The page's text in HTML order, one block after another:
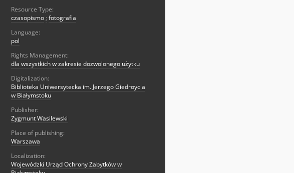
Resource Type:
czasopismo ; fotografia
Language:
pol
Rights Management:
dla wszystkich w zakresie dozwolonego użytku
Digitalization:
Biblioteka Uniwersytecka im. Jerzego Giedroycia
w Białymstoku
Publisher:
Zygmunt Wasilewski
Place of publishing:
Warszawa
Localization:
Wojewódzki Urząd Ochrony Zabytków w